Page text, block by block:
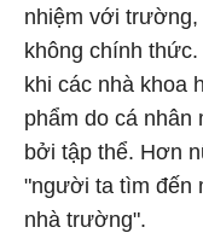
nhiệm với
không chính
khi các nhà khoa
phẩm do cá
bởi tập thể. Hơn
"người ta tìm đến
nhà trường".